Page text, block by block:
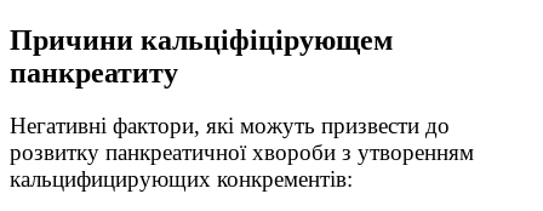
Причини кальціфіцірующем
панкреатиту
Негативні фактори, які можуть призвести до
розвитку панкреатичної хвороби з утворенням
кальцифицирующих конкрементів: